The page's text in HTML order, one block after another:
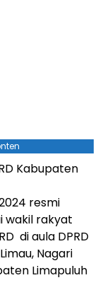
Kabupaten
resmi
wakil rakyat
di aula DPRD
Nagari
Limapuluh